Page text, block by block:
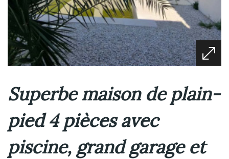
Superbe maison de plain-
pied 4 pièces avec
piscine, grand garage et